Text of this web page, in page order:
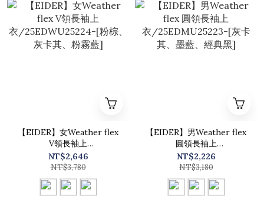
【EIDER】女Weather flex
V領長袖上
衣/25EDWU25224-[粉棕、
灰卡其、粉霧藍]
NT$2,646
NT$3,780
【EIDER】男Weather flex
圓領長袖上
衣/25EDMU25223-[灰卡
其、墨藍、經典黑]
NT$2,226
NT$3,180